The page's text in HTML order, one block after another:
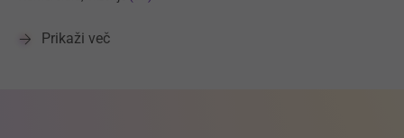
Prikaži več